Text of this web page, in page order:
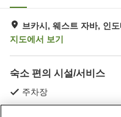
브카시, 웨스트 자바, 인
지도에서 보기
숙소 편의 시설/서비스
주차장